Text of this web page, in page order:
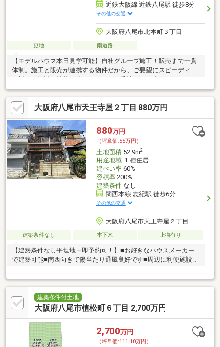
近鉄大阪線 近鉄八尾駅 徒歩8分
その他の交通
大阪府八尾市北本町３丁目
更地 南道路
【モデルハウス本日見学可能】自社グループ施工！販売まで一貫
体制。施工と販売が連携する物件だから、ご要望にスピーディー
に対応。設計・性能・広さ、すべてに妥協しない家づくり。
大阪府八尾市天王寺屋２丁目 880万円
880万円
（坪単価:55万円）
土地面積52.9m2
用途地域１種住居
建ぺい率60%
容積率200%
建築条件なし
関西本線 志紀駅 徒歩6分
その他の交通
大阪府八尾市天王寺屋２丁目
建築条件なし 本下水 上物有り
【建築条件なし平坦地＋即予約可！】■お好きなハウスメーカー
で建築可能■南西向きで陽当たり通風良好です■周辺に利便施設も
建築条件付土地
大阪府八尾市植松町６丁目 2,700万円
2,700万円
（坪単価:111.10万円）